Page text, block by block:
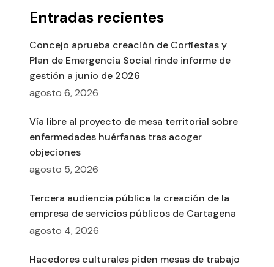
Entradas recientes
Concejo aprueba creación de Corfiestas y
Plan de Emergencia Social rinde informe de
gestión a junio de 2026
agosto 6, 2026
Vía libre al proyecto de mesa territorial sobre
enfermedades huérfanas tras acoger
objeciones
agosto 5, 2026
Tercera audiencia pública la creación de la
empresa de servicios públicos de Cartagena
agosto 4, 2026
Hacedores culturales piden mesas de trabajo